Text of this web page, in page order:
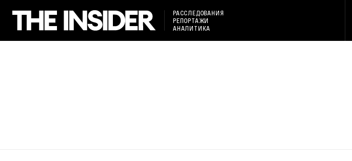
РАССЛЕДОВАНИЯ
РЕПОРТАЖИ
АНАЛИТИКА